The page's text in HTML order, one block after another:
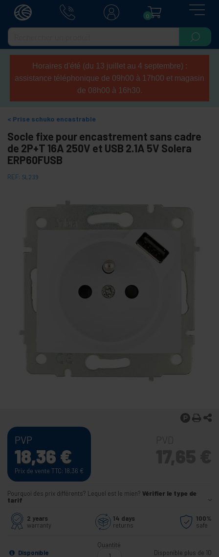
0
Horaires d'été (du 13 juillet au 4 septembre) :
assistance téléphonique de 09h00 à 17h00 et magasin
de 08h00 à 16h30.
Prise schuko encastrable
Socle fixe pour encastrement sans cadre
de 2P+T 16A 250V et USB 2.1A 5V Solera
ERP60FUSB
REF: SL239
PVP
18,36 €
Prix de vente TTC: 18,36 €
Pourquoi des prix différents? Lequel est le mien? Vérifier le type de
tarif
2 years
warranty
14 days
returns
100%
safe
Disponible
Quantité
Disponible plus de 10